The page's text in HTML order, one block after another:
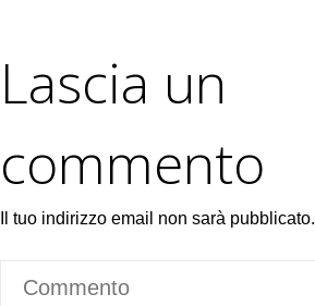
Lascia un
commento
Il tuo indirizzo email non sarà pubblicato.